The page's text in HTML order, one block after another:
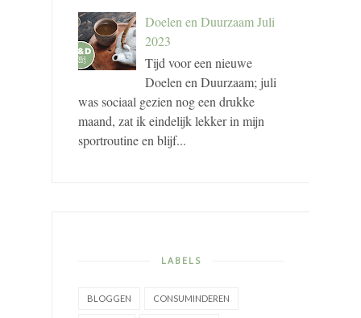
Doelen en Duurzaam Juli
2023
Tijd voor een nieuwe
Doelen en Duurzaam; juli
was sociaal gezien nog een drukke
maand, zat ik eindelijk lekker in mijn
sportroutine en blijf...
LABELS
BLOGGEN CONSUMINDEREN